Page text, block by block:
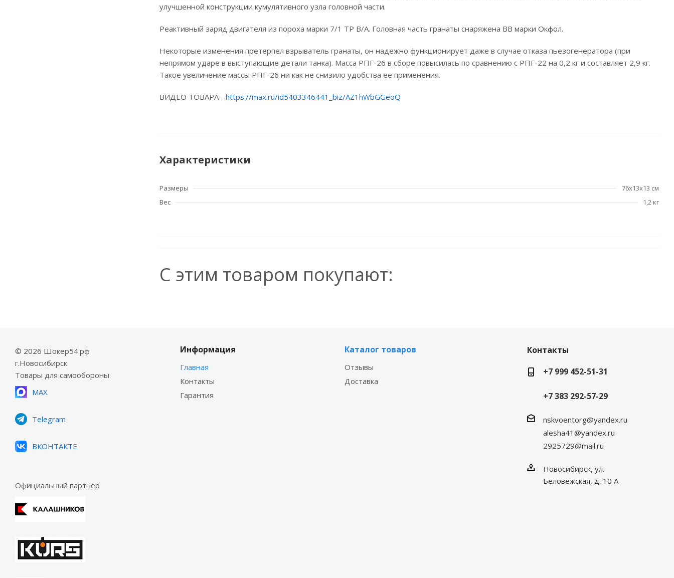
улучшенной конструкции кумулятивного узла головной части.
Реактивный заряд двигателя из пороха марки 7/1 ТР В/А. Головная часть гранаты снаряжена ВВ марки Окфол.
Некоторые изменения претерпел взрыватель гранаты, он надежно функционирует даже в случае отказа пьезогенератора (при
непрямом ударе в выступающие детали танка). Масса РПГ-26 в сборе повысилась по сравнению с РПГ-22 на 0,2 кг и составляет 2,9 кг.
Такое увеличение массы РПГ-26 ни как не снизило удобства ее применения.
ВИДЕО ТОВАРА - https://max.ru/id5403346441_biz/AZ1hWbGGeoQ
Характеристики
Размеры
76х13х13 см
Вес
1,2 кг
С этим товаром покупают:
© 2026 Шокер54.рф
г.Новосибирск
Товары для самообороны
MAX
Telegram
ВКОНТАКТЕ
Официальный партнер
Информация
Главная
Контакты
Гарантия
Каталог товаров
Отзывы
Доставка
Контакты
+7 999 452-51-31
+7 383 292-57-29
nskvoentorg@yandex.ru
alesha41@yandex.ru
2925729@mail.ru
Новосибирск, ул.
Беловежская, д. 10 А